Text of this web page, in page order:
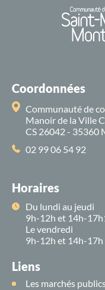
Coordonnées
Communauté de
Manoir de la Ville
CS 26042 - 35360
02 99 06 54 92
Horaires
Du lundi au jeudi
9h-12h et 14h-
Le vendredi
9h-12h et 14h-17h
Liens
Les marchés